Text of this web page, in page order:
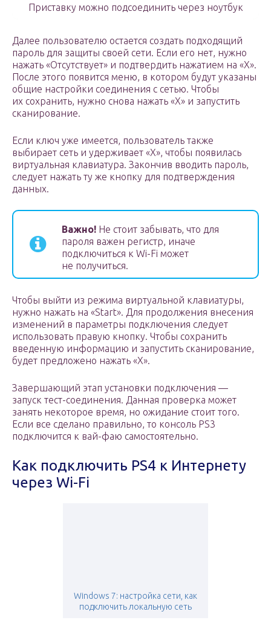
Приставку можно подсоединить через ноутбук
Далее пользователю остается создать подходящий
пароль для защиты своей сети. Если его нет, нужно
нажать «Отсутствует» и подтвердить нажатием на «Х».
После этого появится меню, в котором будут указаны
общие настройки соединения с сетью. Чтобы
их сохранить, нужно снова нажать «Х» и запустить
сканирование.
Если ключ уже имеется, пользователь также
выбирает сеть и удерживает «Х», чтобы появилась
виртуальная клавиатура. Закончив вводить пароль,
следует нажать ту же кнопку для подтверждения
данных.
Важно! Не стоит забывать, что для
пароля важен регистр, иначе
подключиться к Wi-Fi может
не получиться.
Чтобы выйти из режима виртуальной клавиатуры,
нужно нажать на «Start». Для продолжения внесения
изменений в параметры подключения следует
использовать правую кнопку. Чтобы сохранить
введенную информацию и запустить сканирование,
будет предложено нажать «Х».
Завершающий этап установки подключения —
запуск тест-соединения. Данная проверка может
занять некоторое время, но ожидание стоит того.
Если все сделано правильно, то консоль PS3
подключится к вай-фаю самостоятельно.
Как подключить PS4 к Интернету
через Wi-Fi
Windows 7: настройка сети, как
подключить локальную сеть